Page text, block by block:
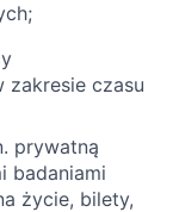
zakresie czasu
prywatną
badaniami
życie, bilety,